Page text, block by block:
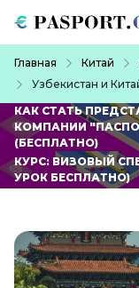
Главная Китай
Узбекистан и
КАК СТАТЬ
КОМПАНИИ
(БЕСПЛАТНО)
КУРС: ВИЗОВЫЙ
УРОК БЕСПЛАТНО)